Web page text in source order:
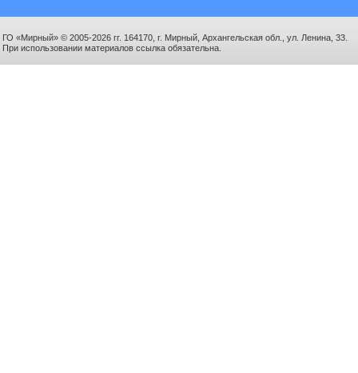
ГО «Мирный» © 2005-2026 гг. 164170, г. Мирный, Архангельская обл., ул. Ленина, 33.
При использовании материалов ссылка обязательна.